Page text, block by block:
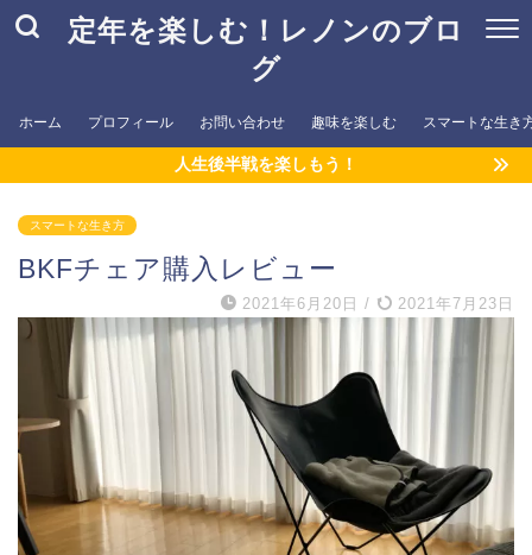
定年を楽しむ！レノンのブロ
グ
ホーム プロフィール お問い合わせ 趣味を楽しむ スマートな生き
人生後半戦を楽しもう！
スマートな生き方
BKFチェア購入レビュー
2021年6月20日 / 2021年7月23日